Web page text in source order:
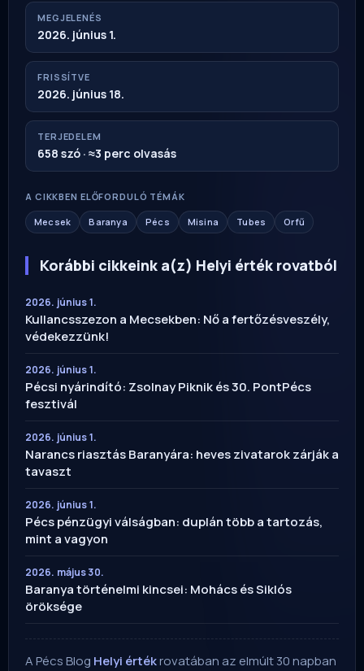
MEGJELENÉS
2026. június 1.
FRISSÍTVE
2026. június 18.
TERJEDELEM
658 szó · ≈3 perc olvasás
A CIKKBEN ELŐFORDULÓ TÉMÁK
Mecsek Baranya Pécs Misina Tubes Orfű
Korábbi cikkeink a(z) Helyi érték rovatból
2026. június 1.
Kullancsszezon a Mecsekben: Nő a fertőzésveszély,
védekezzünk!
2026. június 1.
Pécsi nyárindító: Zsolnay Piknik és 30. PontPécs
fesztivál
2026. június 1.
Narancs riasztás Baranyára: heves zivatarok zárják a
tavaszt
2026. június 1.
Pécs pénzügyi válságban: duplán több a tartozás,
mint a vagyon
2026. május 30.
Baranya történelmi kincsei: Mohács és Siklós
öröksége
A Pécs Blog Helyi értékrovatában az elmúlt 30 napban